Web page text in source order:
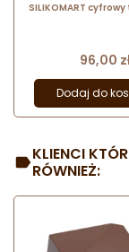
SILIKOMART
Cena
96,00
Dodaj do
KLIENCI
RÓWNIEŻ: